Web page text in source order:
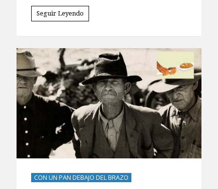
Seguir Leyendo
CON UN PAN DEBAJO DEL BRAZO